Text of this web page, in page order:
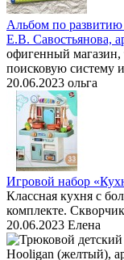
Альбом по
Е.В. Савостьянова,
офигенный магазин,
поисковую систему
20.06.2023 ольга
Игровой набор
Классная кухня с
комплекте.
20.06.2023 Елена